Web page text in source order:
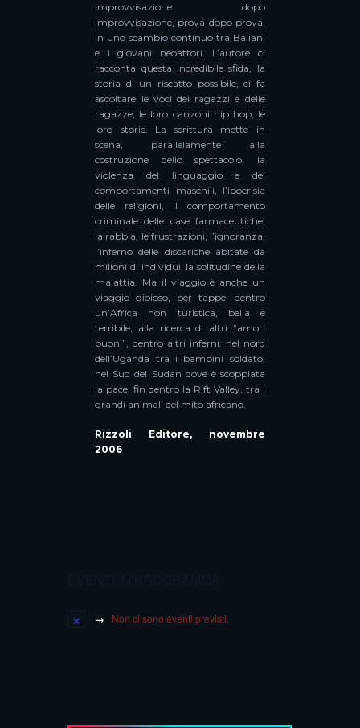
improvvisazione dopo
improvvisazione, prova dopo prova,
in uno scambio continuo tra Baliani
e i giovani neoattori. L’autore ci
racconta questa incredibile sfida, la
storia di un riscatto possibile, ci fa
ascoltare le voci dei ragazzi e delle
ragazze, le loro canzoni hip hop, le
loro storie. La scrittura mette in
scena, parallelamente alla
costruzione dello spettacolo, la
violenza del linguaggio e dei
comportamenti maschili, l’ipocrisia
delle religioni, il comportamento
criminale delle case farmaceutiche,
la rabbia, le frustrazioni, l’ignoranza,
l’inferno delle discariche abitate da
milioni di individui, la solitudine della
malattia. Ma il viaggio è anche un
viaggio gioioso, per tappe, dentro
un’Africa non turistica, bella e
terribile, alla ricerca di altri “amori
buoni”, dentro altri inferni: nel nord
dell’Uganda tra i bambini soldato,
nel Sud del Sudan dove è scoppiata
la pace, fin dentro la Rift Valley, tra i
grandi animali del mito africano.
Rizzoli Editore, novembre
2006
Non ci sono eventi previsti.